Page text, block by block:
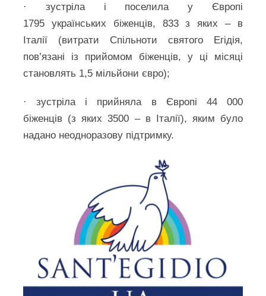
· зустріла і поселила у Європі
1795 українських біженців, 833 з яких – в
Італії (витрати Спільноти святого Егідія,
пов’язані із прийомом біженців, у ці місяці
становлять 1,5 мільйони євро);
· зустріла і прийняла в Європі 44 000
біженців (з яких 3500 – в Італії), яким було
надано неодноразову підтримку.